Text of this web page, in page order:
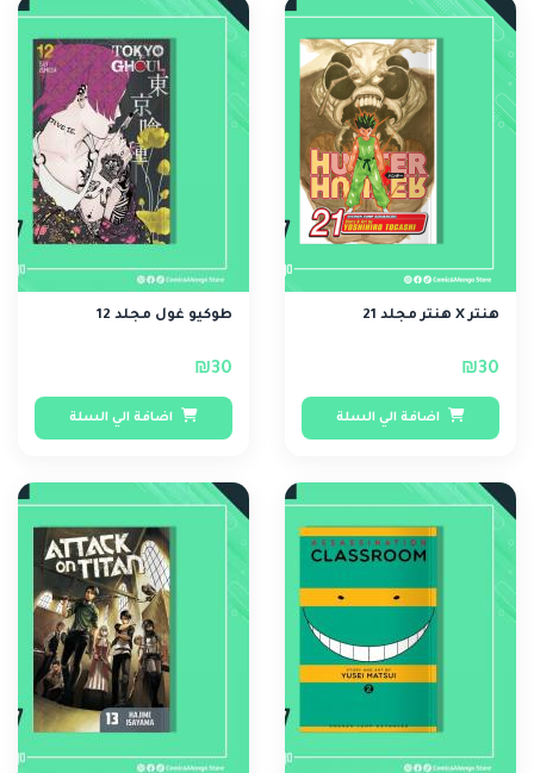
هنتر X هنتر مجلد 21
₪30
اضافة الي السلة
طوكيو غول مجلد 12
₪30
اضافة الي السلة